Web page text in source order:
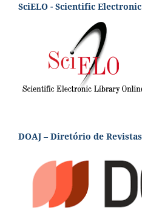
SciELO - Scientific
DOAJ – Diretório de